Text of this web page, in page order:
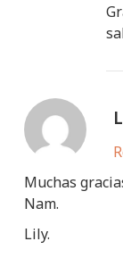
Muchas
Nam.
Lily.